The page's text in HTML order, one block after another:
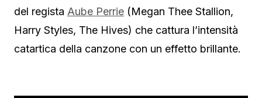
del regista Aube Perrie (Megan Thee Stallion,
Harry Styles, The Hives) che cattura l’intensità
catartica della canzone con un effetto brillante.